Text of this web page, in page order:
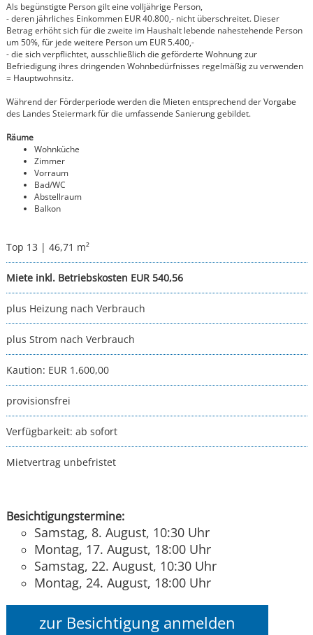
Als begünstigte Person gilt eine volljährige Person,
- deren jährliches Einkommen EUR 40.800,- nicht überschreitet. Dieser
Betrag erhöht sich für die zweite im Haushalt lebende nahestehende Person
um 50%, für jede weitere Person um EUR 5.400,-
- die sich verpflichtet, ausschließlich die geförderte Wohnung zur
Befriedigung ihres dringenden Wohnbedürfnisses regelmäßig zu verwenden
= Hauptwohnsitz.
Während der Förderperiode werden die Mieten entsprechend der Vorgabe
des Landes Steiermark für die umfassende Sanierung gebildet.
Räume
Wohnküche
Zimmer
Vorraum
Bad/WC
Abstellraum
Balkon
Top 13 | 46,71 m²
Miete inkl. Betriebskosten EUR 540,56
plus Heizung nach Verbrauch
plus Strom nach Verbrauch
Kaution: EUR 1.600,00
provisionsfrei
Verfügbarkeit: ab sofort
Mietvertrag unbefristet
Besichtigungstermine:
Samstag, 8. August, 10:30 Uhr
Montag, 17. August, 18:00 Uhr
Samstag, 22. August, 10:30 Uhr
Montag, 24. August, 18:00 Uhr
zur Besichtigung anmelden